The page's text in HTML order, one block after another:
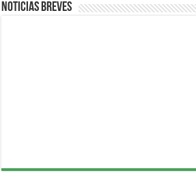
Noticias breves